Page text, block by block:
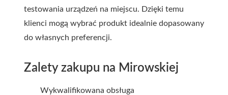
testowania urządzeń na miejscu. Dzięki temu
klienci mogą wybrać produkt idealnie dopasowany
do własnych preferencji.
Zalety zakupu na Mirowskiej
Wykwalifikowana obsługa